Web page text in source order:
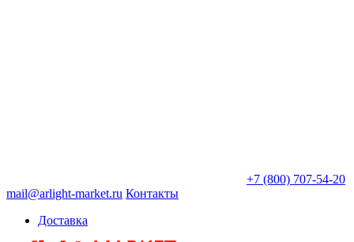
+7 (800) 707-54-20
mail@arlight-market.ru Контакты
Доставка